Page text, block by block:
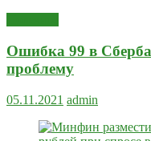
Ошибка 99 в
проблему
05.11.2021 admin